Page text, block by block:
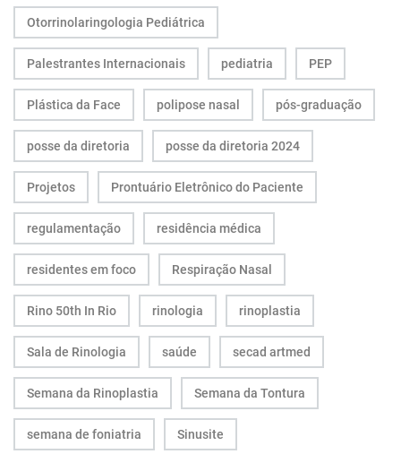
Otorrinolaringologia Pediátrica
Palestrantes Internacionais pediatria PEP
Plástica da Face polipose nasal pós-graduação
posse da diretoria posse da diretoria 2024
Projetos Prontuário Eletrônico do Paciente
regulamentação residência médica
residentes em foco Respiração Nasal
Rino 50th In Rio rinologia rinoplastia
Sala de Rinologia saúde secad artmed
Semana da Rinoplastia Semana da Tontura
semana de foniatria Sinusite